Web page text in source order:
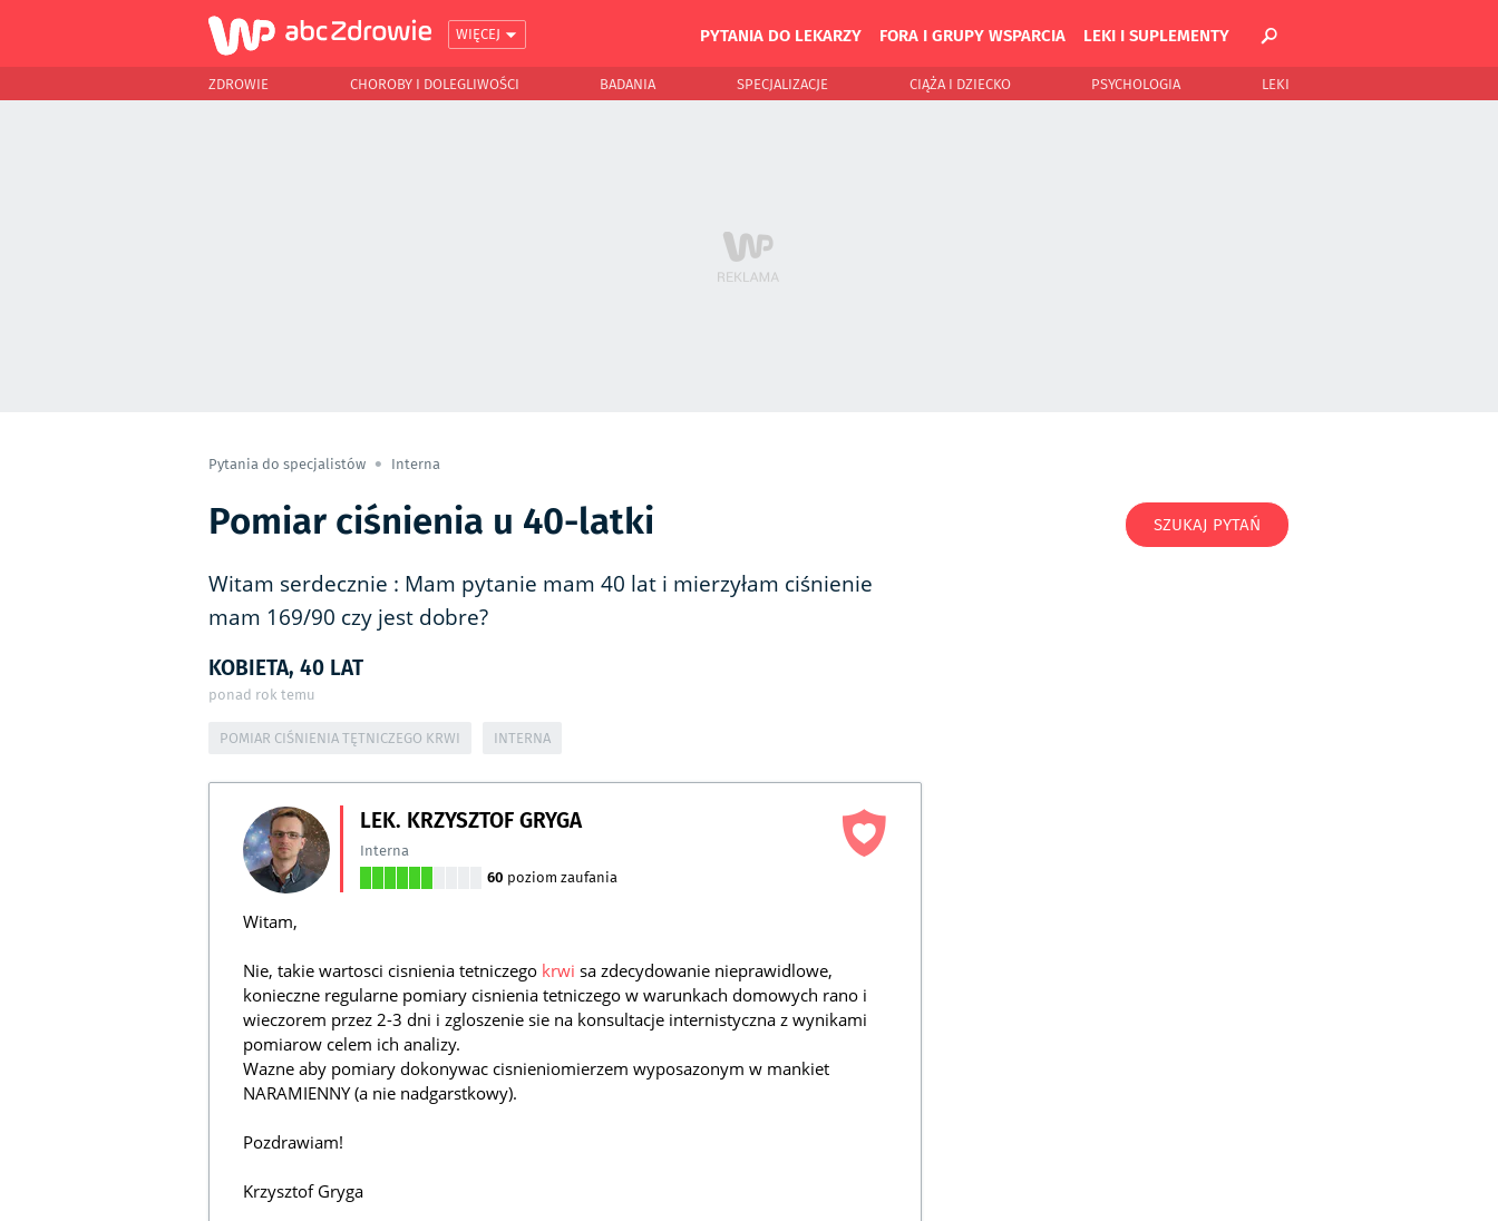
WIĘCEJ PYTANIA DO LEKARZY FORA I GRUPY WSPARCIA LEKI I SUPLEMENTY
ZDROWIE CHOROBY I DOLEGLIWOŚCI BADANIA SPECJALIZACJE CIĄŻA I DZIECKO PSYCHOLOGIA LEKI
Pytania do specjalistów Interna
Pomiar ciśnienia u 40-latki
Witam serdecznie : Mam pytanie mam 40 lat i mierzyłam ciśnienie
mam 169/90 czy jest dobre?
KOBIETA, 40 LAT
ponad rok temu
POMIAR CIŚNIENIA TĘTNICZEGO KRWI INTERNA
LEK. KRZYSZTOF GRYGA
Interna
60 poziom zaufania
Witam,
Nie, takie wartosci cisnienia tetniczego krwi sa zdecydowanie nieprawidlowe,
konieczne regularne pomiary cisnienia tetniczego w warunkach domowych rano i
wieczorem przez 2-3 dni i zgloszenie sie na konsultacje internistyczna z wynikami
pomiarow celem ich analizy.
Wazne aby pomiary dokonywac cisnieniomierzem wyposazonym w mankiet
NARAMIENNY (a nie nadgarstkowy).
Pozdrawiam!
Krzysztof Gryga
SZUKAJ PYTAŃ